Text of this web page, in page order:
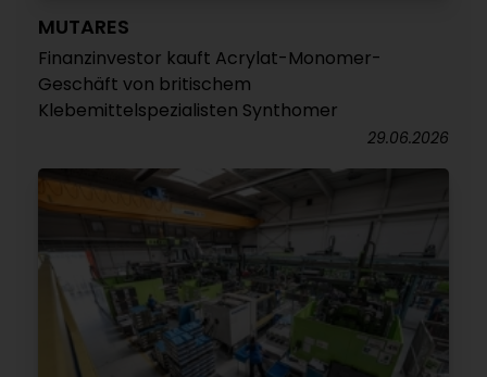
MUTARES
Finanzinvestor kauft Acrylat-Monomer-
Geschäft von britischem
Klebemittelspezialisten Synthomer
29.06.2026